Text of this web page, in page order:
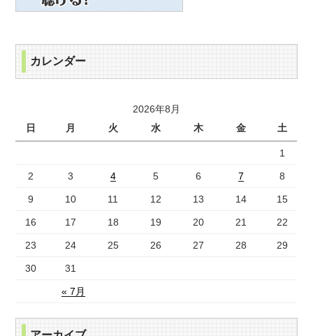
カレンダー
2026年8月
日
月 火 水 木 金 土
« 7月
1
2 3 4 5 6 7 8
9 10 11 12 13 14 15
16 17 18 19 20 21 22
23 24 25 26 27 28 29
30 31